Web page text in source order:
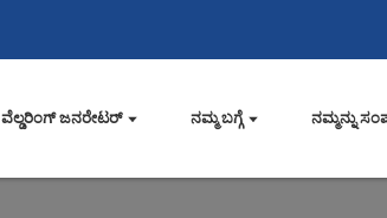
ವೆಲ್ಡರಿಂಗ್ ಜನರೇಟರ್ ನಮ್ಮ ಬಗ್ಗೆ ನಮ್ಮನ್ನು